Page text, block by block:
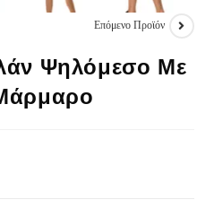
Επόμενο Προϊόν
Ψηλόμεσο Με